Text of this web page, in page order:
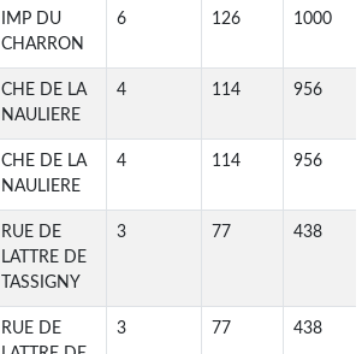
IMP DU
CHARRON
6 126 1000
CHE DE LA
NAULIERE
4 114 956
CHE DE LA
NAULIERE
4 114 956
RUE DE
LATTRE DE
TASSIGNY
3 77 438
RUE DE
3 77 438